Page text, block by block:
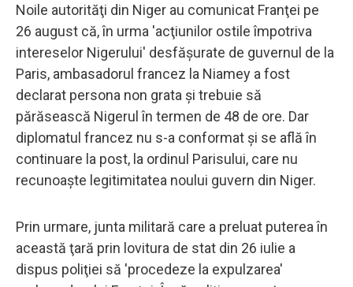
Noile autorităţi din Niger au comunicat Franţei pe
26 august că, în urma 'acţiunilor ostile împotriva
intereselor Nigerului' desfăşurate de guvernul de la
Paris, ambasadorul francez la Niamey a fost
declarat persona non grata şi trebuie să
părăsească Nigerul în termen de 48 de ore. Dar
diplomatul francez nu s-a conformat şi se află în
continuare la post, la ordinul Parisului, care nu
recunoaşte legitimitatea noului guvern din Niger.
Prin urmare, junta militară care a preluat puterea în
această ţară prin lovitura de stat din 26 iulie a
dispus poliţiei să 'procedeze la expulzarea'